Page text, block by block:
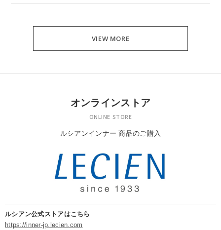
VIEW MORE
オンラインストア
ONLINE STORE
ルシアンインナー 商品のご購入
ルシアン公式ストアはこちら
https://inner-jp.lecien.com